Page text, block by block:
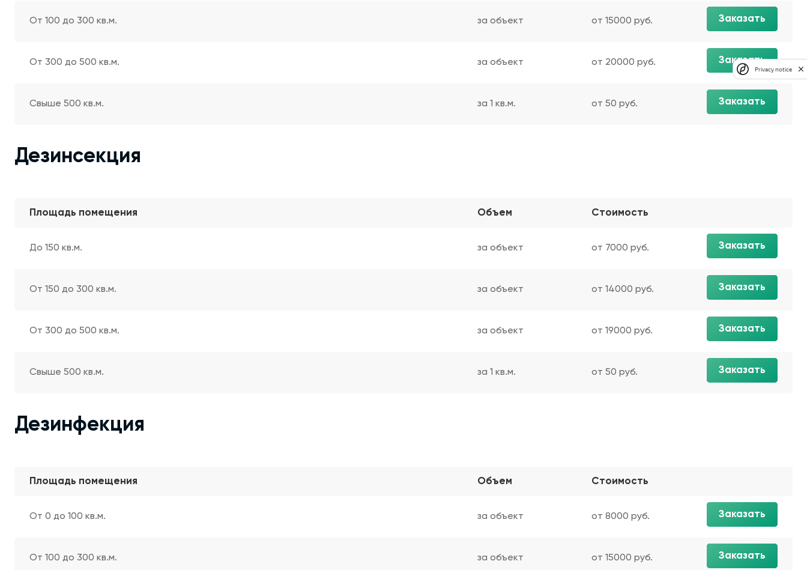
От 100 до 300 кв.м. за объект от 15000 руб. Заказать
От 300 до 500 кв.м. за объект от 20000 руб. Заказать
Свыше 500 кв.м. за 1 кв.м. от 50 руб. Заказать
Дезинсекция
Площадь помещения Объем Стоимость
До 150 кв.м. за объект от 7000 руб. Заказать
От 150 до 300 кв.м. за объект от 14000 руб. Заказать
От 300 до 500 кв.м. за объект от 19000 руб. Заказать
Свыше 500 кв.м. за 1 кв.м. от 50 руб. Заказать
Дезинфекция
Площадь помещения Объем Стоимость
От 0 до 100 кв.м. за объект от 8000 руб. Заказать
От 100 до 300 кв.м. за объект от 15000 руб. Заказать
Privacy notice